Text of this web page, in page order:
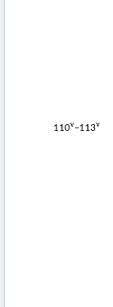
110v−113v